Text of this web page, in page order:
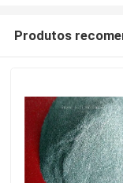
Produtos